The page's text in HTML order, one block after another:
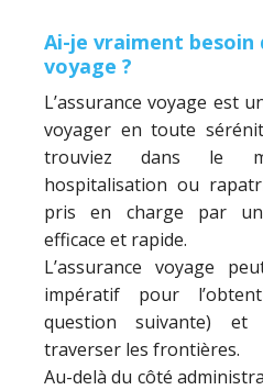
Ai-je vraiment besoin
voyage ?
L’assurance voyage est
voyager en toute
trouviez dans le
hospitalisation ou
pris en charge par un
efficace et rapide.
L’assurance voyage
impératif pour
question suivante)
traverser les frontières.
Au-delà du côté